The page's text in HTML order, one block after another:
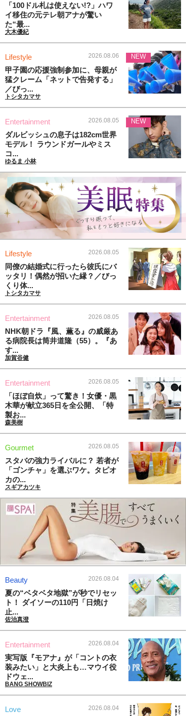
「100ドル札は使えない!?」ハワ
イ移住の元テレ朝アナが驚い
た“最...
大木優紀
Lifestyle 2026.08.06
甲子園の応援強制参加に、母親が
猛クレーム「ネットで告発する」
／びっ...
トシタカマサ
NEW
Entertainment 2026.08.05
ダルビッシュの息子は182cm世界
モデル！ ラウンドガールやミス
コ...
ゆるま 小林
NEW
Lifestyle 2026.08.05
同僚の結婚式に行ったら彼氏にバ
ッタリ！偶然が招いた縁？／びっ
くり体...
トシタカマサ
Entertainment 2026.08.05
NHK朝ドラ『風、薫る』の威厳あ
る病院長は筒井道隆（55）。『あ
す...
加賀谷健
Entertainment 2026.08.05
「ほぼ自炊」って驚き！女優・黒
木華が献立365日を全公開、「特
製お...
森美樹
Gourmet 2026.08.05
スタバの強力ライバルに？ 若者が
「ゴンチャ」を選ぶワケ。タピオ
カの...
スギアカツキ
Beauty 2026.08.04
夏の“ベタベタ地獄”が秒でリセッ
ト！ ダイソーの110円「日焼け
止...
佐治真澄
Entertainment 2026.08.04
実写版『モアナ』が「コントの衣
装みたい」と大炎上も…マウイ役
ドウェ...
BANG SHOWBIZ
Love 2026.08.04